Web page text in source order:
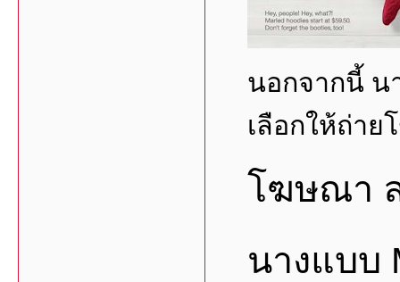
นอกจากนี้ น
เลือกให้ถ่า
โฆษณา
นางแบบ